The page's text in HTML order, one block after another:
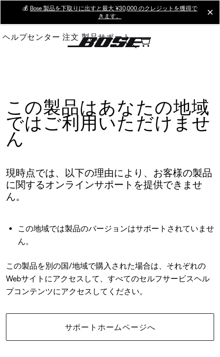
Main
💰 Bose 製品を下取りに出すと最大 ¥30,000 のクレジットを獲得で
きます。
ヘルプセンター 注文 製品サポート
この製品はあなたの地域
ではご利用いただけませ
ん
現時点では、以下の理由により、お客様の製品
に関するオンラインサポートを提供できませ
ん。
この地域では製品のバージョンはサポートされていませ
ん。
この製品を別の国/地域で購入された場合は、それぞれの
Webサイトにアクセスして、すべてのセルフサービスヘル
プコンテンツにアクセスしてください。
サポートホームページへ